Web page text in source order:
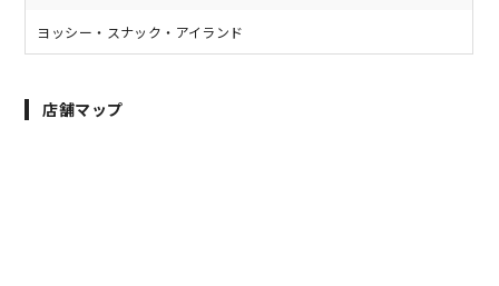
ヨッシー・スナック・アイランド
店舗マップ